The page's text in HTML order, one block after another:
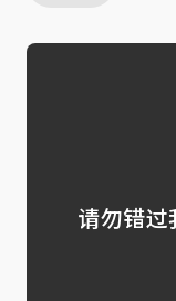
请勿错过